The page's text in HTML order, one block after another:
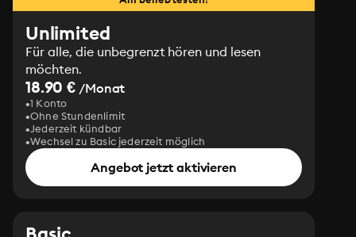
Unlimited
Für alle, die unbegrenzt hören und lesen
möchten.
18.90 € /Monat
1 Konto
Ohne Stundenlimit
Jederzeit kündbar
Wechsel zu Basic jederzeit möglich
Angebot jetzt aktivieren